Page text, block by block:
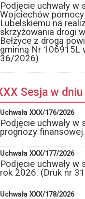
Podjęcie uchwały w
Wojciechów
Lubelskiemu na
skrzyżowania drogi
Bełżyce z drogą
gminną Nr 106915L
36/2026)
Sesja w
Uchwała XXX/176/2026
Podjęcie uchwały w
prognozy
Uchwała XXX/177/2026
Podjęcie uchwały w
rok 2026. (Druk nr
Uchwała XXX/178/2026